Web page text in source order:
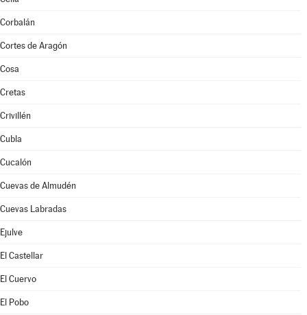
Corbalán
Cortes de Aragón
Cosa
Cretas
Crivillén
Cubla
Cucalón
Cuevas de Almudén
Cuevas Labradas
Ejulve
El Castellar
El Cuervo
El Pobo